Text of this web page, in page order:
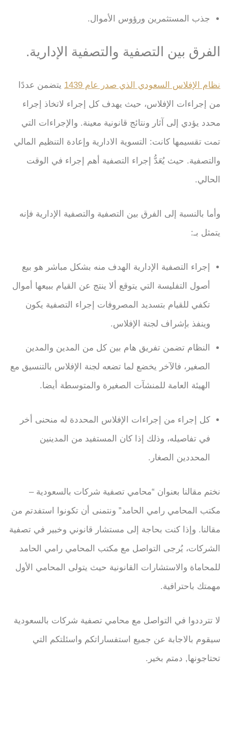
جذب المستثمرين ورؤوس الأموال.
الفرق بين التصفية والتصفية الإدارية.
نظام الإفلاس السعودي الذي صدر عام 1439
يتضمن عددًا
من إجراءات الإفلاس، حيث يهدف كل إجراء لاتخاذ إجراء
محدد يؤدي إلى آثار ونتائج قانونية معينة. والإجراءات التي
تمت تقسيمها كانت: التسوية الادارية وإعادة التنظيم المالي
والتصفية. حيث يُعَدُّ إجراء التصفية أهم إجراء في الوقت
الحالي.
وأما بالنسبة إلى الفرق بين التصفية والتصفية الإدارية فإنه
يتمثل بـ:
إجراء التصفية الإدارية الهدف منه بشكل مباشر هو بيع
أصول التفليسة التي يتوقع ألا ينتج عن القيام ببيعها أموال
تكفي للقيام بتسديد المصروفات إجراء التصفية يكون
وينفذ بإشراف لجنة الإفلاس.
النظام تضمن تفريق هام بين كل من المدين والمدين
الصغير، فالآخر يخضع لما تضعه لجنة الإفلاس بالتنسيق مع
الهيئة العامة للمنشآت الصغيرة والمتوسطة أيضا.
كل إجراء من إجراءات الإفلاس المحددة له منحنى أخر
في تفاصيله، وذلك إذا كان المستفيد من المدينين
المحددين الصغار.
نختم مقالنا بعنوان “محامي تصفية شركات بالسعودية –
مكتب المحامي رامي الحامد” ونتمنى أن تكونوا استفدتم من
مقالنا. وإذا كنت بحاجة إلى مستشار قانوني وخبير في تصفية
الشركات، يُرجى التواصل مع مكتب المحامي رامي الحامد
للمحاماة والاستشارات القانونية حيث يتولى المحامي الأول
مهمتك باحترافية.
لا تترددوا في التواصل مع محامي تصفية شركات بالسعودية
سيقوم بالاجابة عن جميع استفساراتكم واسئلتكم التي
تحتاجونها, دمتم بخير.